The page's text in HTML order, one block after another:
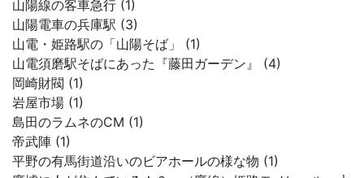
山陽線の客車急行 (1)
山陽電車の兵庫駅 (3)
山電・姫路駅の「山陽そば」 (1)
山電須磨駅そばにあった『藤田ガーデン』 (4)
岡崎財閥 (1)
岩屋市場 (1)
島田のラムネのCM (1)
帝武陣 (1)
平野の有馬街道沿いのビアホールの様な物 (1)